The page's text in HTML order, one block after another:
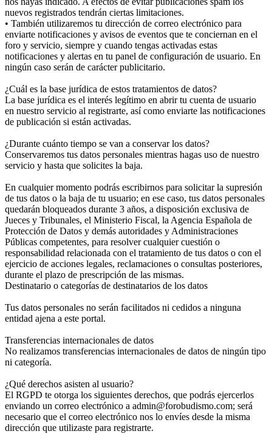
nuevos registrados tendrán ciertas limitaciones.
• También utilizaremos tu dirección de correo electrónico para
enviarte notificaciones y avisos de eventos que te conciernan en el
foro y servicio, siempre y cuando tengas activadas estas
notificaciones y alertas en tu panel de configuración de usuario. En
ningún caso serán de carácter publicitario.
¿Cuál es la base jurídica de estos tratamientos de datos?
La base jurídica es el interés legítimo en abrir tu cuenta de usuario
en nuestro servicio al registrarte, así como enviarte las notificaciones
de publicación si están activadas.
¿Durante cuánto tiempo se van a conservar los datos?
Conservaremos tus datos personales mientras hagas uso de nuestro
servicio y hasta que solicites la baja.
En cualquier momento podrás escribirnos para solicitar la supresión
de tus datos o la baja de tu usuario; en ese caso, tus datos personales
quedarán bloqueados durante 3 años, a disposición exclusiva de
Jueces y Tribunales, el Ministerio Fiscal, la Agencia Española de
Protección de Datos y demás autoridades y Administraciones
Públicas competentes, para resolver cualquier cuestión o
responsabilidad relacionada con el tratamiento de tus datos o con el
ejercicio de acciones legales, reclamaciones o consultas posteriores,
durante el plazo de prescripción de las mismas.
Destinatario o categorías de destinatarios de los datos
Tus datos personales no serán facilitados ni cedidos a ninguna
entidad ajena a este portal.
Transferencias internacionales de datos
No realizamos transferencias internacionales de datos de ningún tipo
ni categoría.
¿Qué derechos asisten al usuario?
El RGPD te otorga los siguientes derechos, que podrás ejercerlos
enviando un correo electrónico a admin@forobudismo.com; será
necesario que el correo electrónico nos lo envíes desde la misma
dirección que utilizaste para registrarte.